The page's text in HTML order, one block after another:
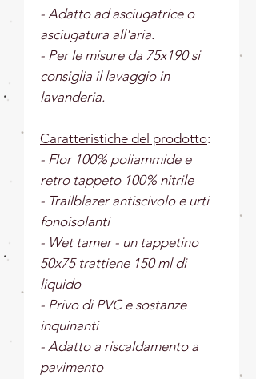
- Adatto ad asciugatrice o
asciugatura all'aria.
- Per le misure da 75x190 si
consiglia il lavaggio in
lavanderia.
Caratteristiche del prodotto:
- Flor 100% poliammide e
retro tappeto 100% nitrile
- Trailblazer antiscivolo e urti
fonoisolanti
- Wet tamer - un tappetino
50x75 trattiene 150 ml di
liquido
- Privo di PVC e sostanze
inquinanti
- Adatto a riscaldamento a
pavimento